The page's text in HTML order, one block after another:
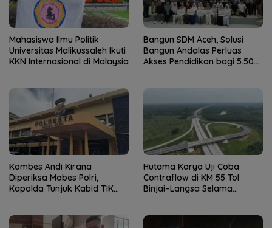
Mahasiswa Ilmu Politik
Universitas Malikussaleh Ikuti
KKN Internasional di Malaysia
Bangun SDM Aceh, Solusi
Bangun Andalas Perluas
Akses Pendidikan bagi 5.500
Kombes Andi Kirana
Diperiksa Mabes Polri,
Kapolda Tunjuk Kabid TIK
Hutama Karya Uji Coba
Contraflow di KM 55 Tol
Binjai–Langsa Selama